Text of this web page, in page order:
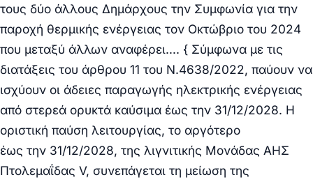
τους δύο άλλους Δημάρχους την Συμφωνία για την
παροχή θερμικής ενέργειας τον Οκτώβριο του 2024
που μεταξύ άλλων αναφέρει…. { Σύμφωνα με τις
διατάξεις του άρθρου 11 του Ν.4638/2022, παύουν να
ισχύουν οι άδειες παραγωγής ηλεκτρικής ενέργειας
από στερεά ορυκτά καύσιμα έως την 31/12/2028. Η
οριστική παύση λειτουργίας, το αργότερο
έως την 31/12/2028, της λιγνιτικής Μονάδας ΑΗΣ
Πτολεμαΐδας V, συνεπάγεται τη μείωση της